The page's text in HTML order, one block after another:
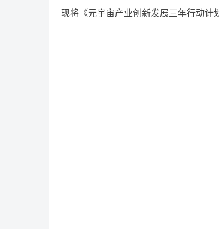
现将《元宇宙产业创新发展三年行动计